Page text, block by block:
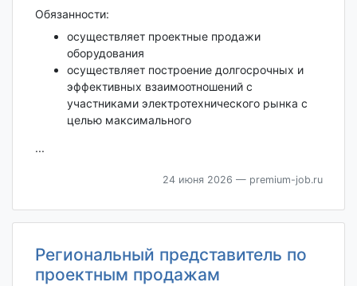
Обязанности:
осуществляет проектные продажи
оборудования
осуществляет построение долгосрочных и
эффективных взаимоотношений с
участниками электротехнического рынка с
целью максимального
...
24 июня 2026 — premium-job.ru
Региональный представитель по
проектным продажам